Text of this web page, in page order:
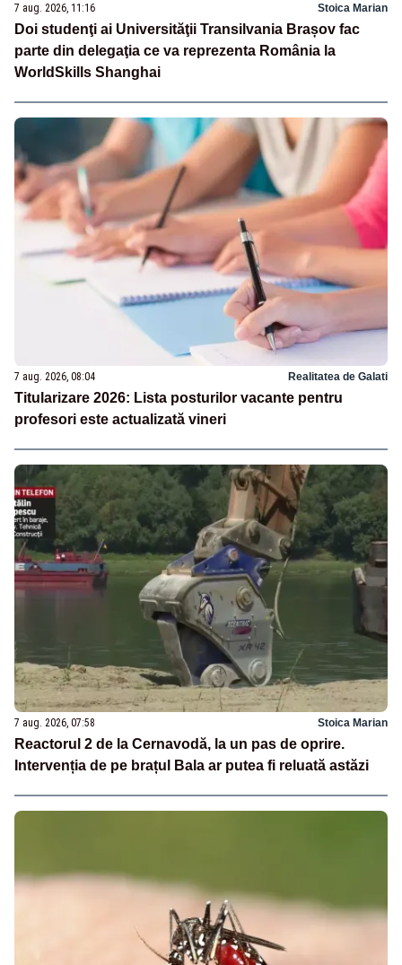
7 aug. 2026, 11:16 Stoica Marian
Doi studenţi ai Universităţii Transilvania Brașov fac
parte din delegaţia ce va reprezenta România la
WorldSkills Shanghai
7 aug. 2026, 08:04 Realitatea de Galati
Titularizare 2026: Lista posturilor vacante pentru
profesori este actualizată vineri
7 aug. 2026, 07:58 Stoica Marian
Reactorul 2 de la Cernavodă, la un pas de oprire.
Intervenția de pe brațul Bala ar putea fi reluată astăzi